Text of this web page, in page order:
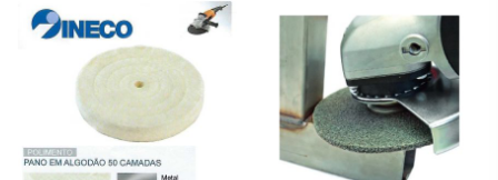
range:
1.83 €
range:
through
4.85 €